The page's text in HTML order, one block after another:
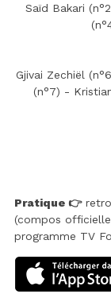
Saïd Bakari
Gjivai Zechiël
(n°7) -
Pratique 👉
(compos
programme TV